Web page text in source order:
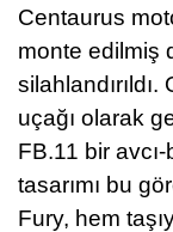
Centaurus
monte edilmiş
uçağı olarak
FB.11 bir avcı-
tasarımı bu
Fury, hem